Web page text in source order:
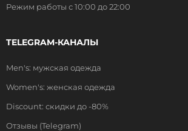
Режим работы с 10:00 до 22:00
TELEGRAM-КАНАЛЫ
Men's: мужская одежда
Women's: женская одежда
Discount: скидки до -80%
Отзывы (Telegram)